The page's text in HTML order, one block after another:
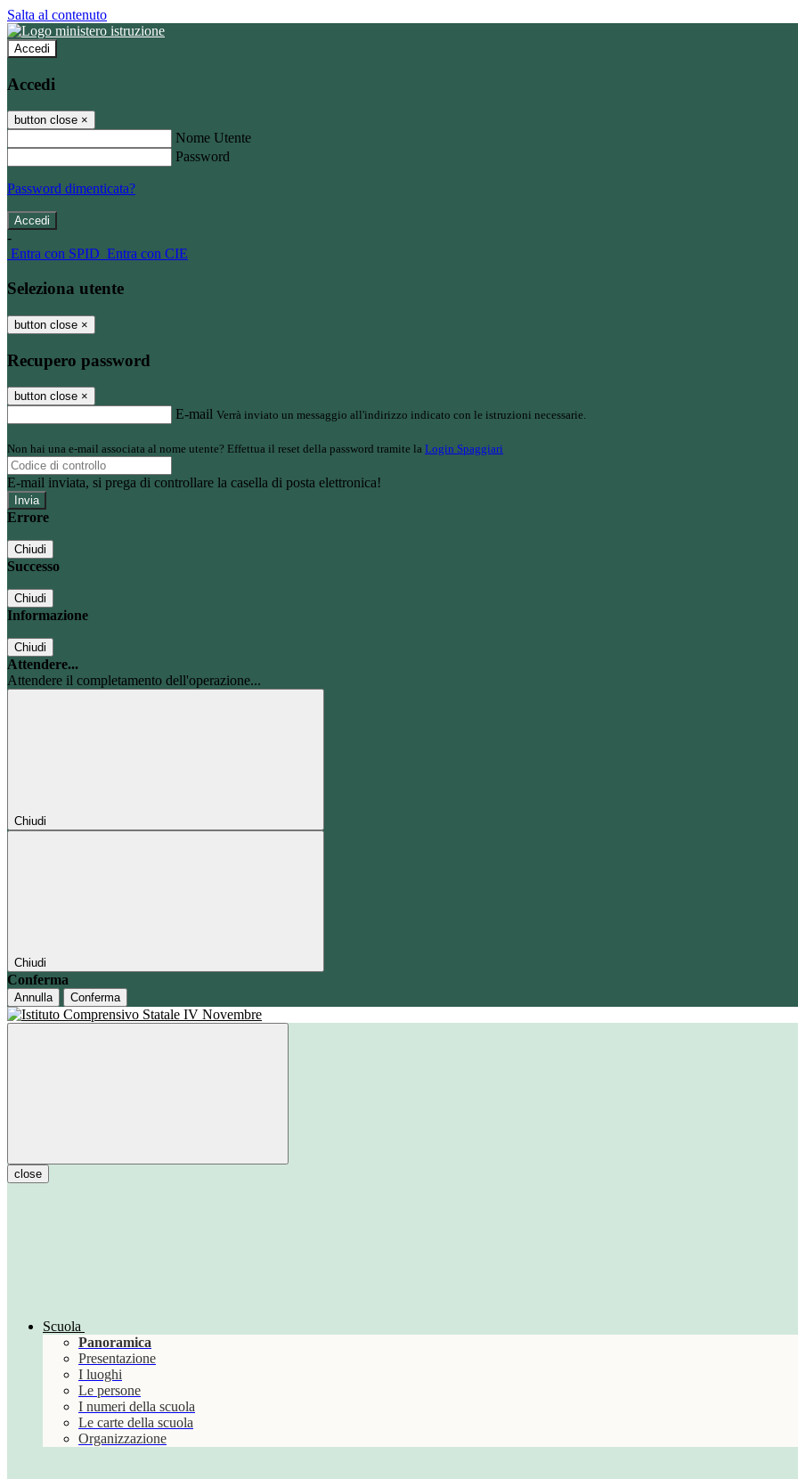
Salta al contenuto
Accedi
Accedi
button close ×
Nome Utente
Password
Password dimenticata?
-
Entra con SPID Entra con CIE
Seleziona utente
button close ×
Recupero password
button close ×
E-mail Verrà inviato un messaggio all'indirizzo indicato con le istruzioni necessarie.
Non hai una e-mail associata al nome utente? Effettua il reset della password tramite la Login Spaggiari
E-mail inviata, si prega di controllare la casella di posta elettronica!
Errore
Chiudi
Successo
Chiudi
Informazione
Chiudi
Attendere...
Attendere il completamento dell'operazione...
Chiudi
Chiudi
Conferma
Annulla Conferma
close
Scuola
Panoramica
Presentazione
I luoghi
Le persone
I numeri della scuola
Le carte della scuola
Organizzazione